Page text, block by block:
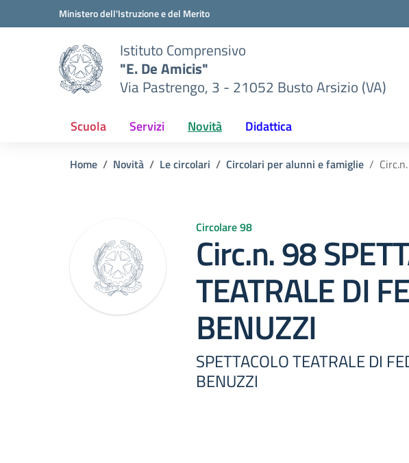
Vai ai contenuti
Vai al menu di navigazioneMinistero dell'Istruzione e del Merito
Istituto Comprensivo
"E. De Amicis"
Via Pastrengo, 3 - 21052 Busto Arsizio (VA)
Scuola Servizi Novità Didattica
Home Novità Le circolari Circolari per alunni e famiglie
Circolare 98
Circ.n. 98
TEATRALE DI
BENUZZI
SPETTACOLO TEATRALE DI
BENUZZI